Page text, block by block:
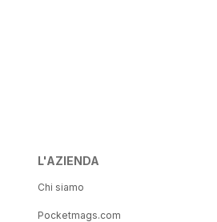
L'AZIENDA
Chi siamo
Pocketmags.com